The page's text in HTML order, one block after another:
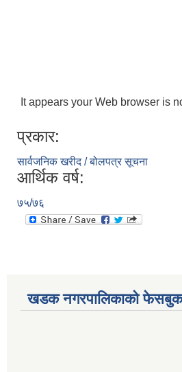
It appears your Web browser is
प्रकार:
सार्वजनिक खरीद / बोलपत्र सूचना
आर्थिक वर्ष:
७५/७६
खडक नगरपालिकाको फेसबुक